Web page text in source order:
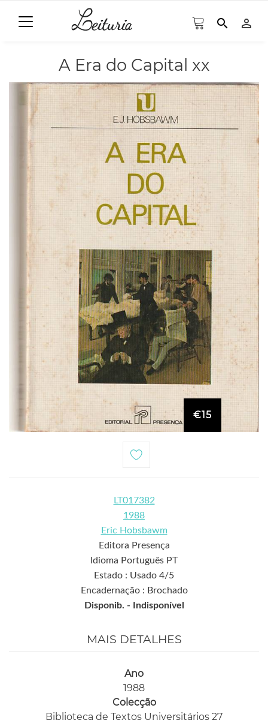
search person_outline
A Era do Capital xx
€15
LT017382
1988
Eric Hobsbawm
Editora Presença
Idioma Português PT
Estado : Usado 4/5
Encadernação : Brochado
Disponib. - Indisponível
MAIS DETALHES
Ano
1988
Colecção
Biblioteca de Textos Universitários 27